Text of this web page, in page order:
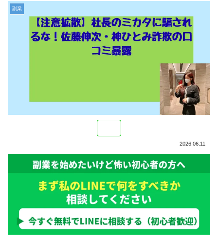
副業
2026.06.11